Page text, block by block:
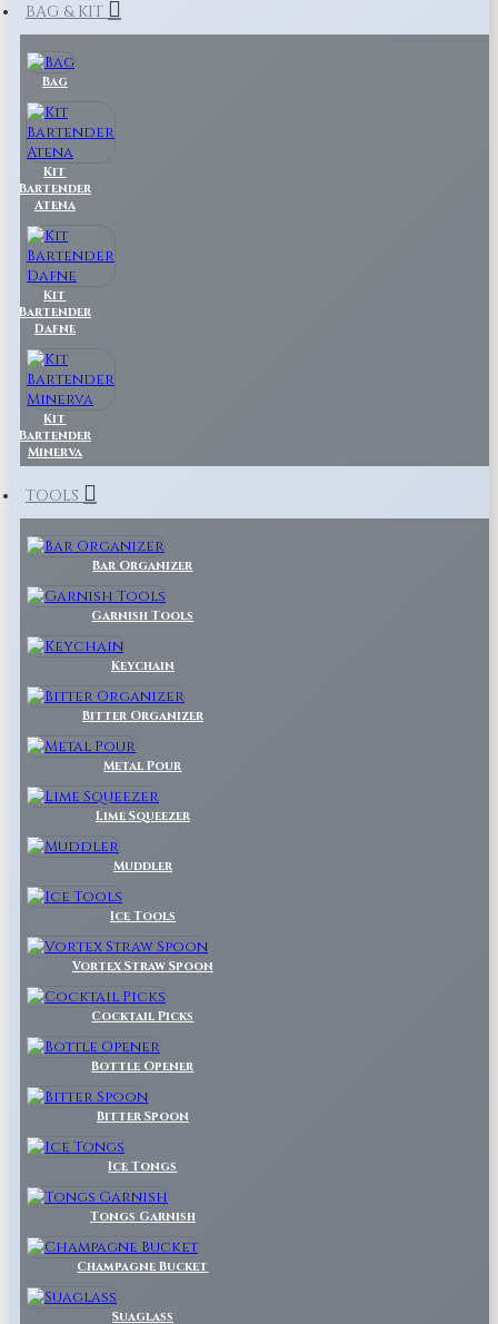
BAG & KIT
Bag
Kit
Bartender
Atena
Kit
Bartender
Dafne
Kit
Bartender
Minerva
TOOLS
Bar Organizer
Garnish Tools
Keychain
Bitter Organizer
Metal Pour
Lime Squeezer
Muddler
Ice Tools
Vortex Straw Spoon
Cocktail Picks
Bottle Opener
Bitter Spoon
Ice Tongs
Tongs Garnish
Champagne Bucket
Suaglass